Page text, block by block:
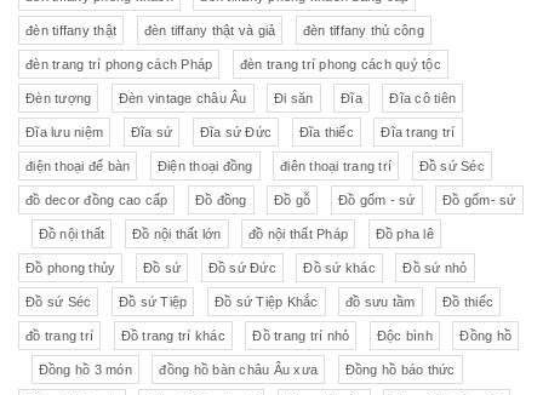
đèn tiffany thật đèn tiffany thật và giả đèn tiffany thủ công
đèn trang trí phong cách Pháp đèn trang trí phong cách quý tộc
Đèn tượng Đèn vintage châu Âu Đi săn Đĩa Đĩa cô tiên
Đĩa lưu niệm Đĩa sứ Đĩa sứ Đức Đĩa thiếc Đĩa trang trí
điện thoại để bàn Điện thoại đồng điên thoại trang trí Đồ sứ Séc
đồ decor đồng cao cấp Đồ đồng Đồ gỗ Đồ gốm - sứ Đồ gốm- sứ
Đồ nội thất Đồ nội thất lớn đồ nội thất Pháp Đồ pha lê
Đồ phong thủy Đồ sứ Đồ sứ Đức Đồ sứ khác Đồ sứ nhỏ
Đồ sứ Séc Đồ sứ Tiệp Đồ sứ Tiệp Khắc đồ sưu tầm Đồ thiếc
đồ trang trí Đồ trang trí khác Đồ trang trí nhỏ Độc bình Đồng hồ
Đồng hồ 3 món đồng hồ bàn châu Âu xưa Đồng hồ báo thức